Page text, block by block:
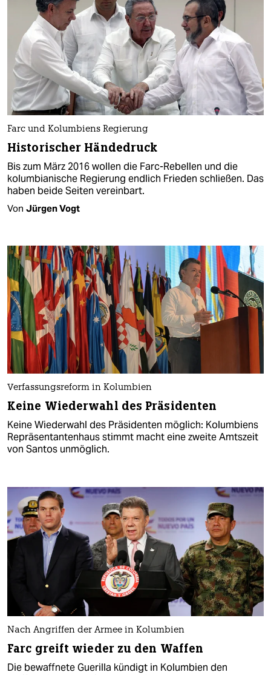
Farc und Kolumbiens Regierung
Historischer Händedruck
Bis zum März 2016 wollen die Farc-Rebellen und die
kolumbianische Regierung endlich Frieden schließen. Das
haben beide Seiten vereinbart.
Von Jürgen Vogt
Verfassungsreform in Kolumbien
Keine Wiederwahl des Präsidenten
Keine Wiederwahl des Präsidenten möglich: Kolumbiens
Repräsentantenhaus stimmt macht eine zweite Amtszeit
von Santos unmöglich.
Nach Angriffen der Armee in Kolumbien
Farc greift wieder zu den Waffen
Die bewaffnete Guerilla kündigt in Kolumbien den